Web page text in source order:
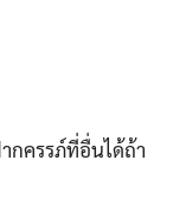
กครรภ์ที่อื่นได้ถ้า